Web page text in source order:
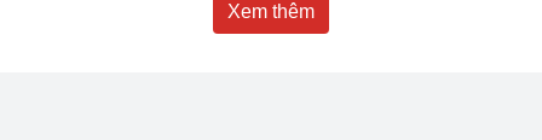
Xem thêm